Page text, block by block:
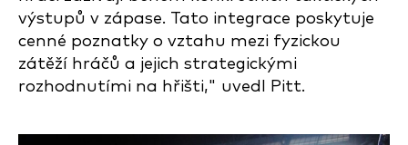
výstupů v zápase. Tato integrace poskytuje
cenné poznatky o vztahu mezi fyzickou
zátěží hráčů a jejich strategickými
rozhodnutími na hřišti," uvedl Pitt.